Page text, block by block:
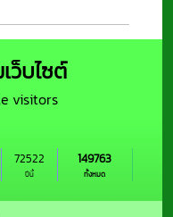
ว็บไซต์
visitors
ปีนี้
72522
ทั้งหมด
149763